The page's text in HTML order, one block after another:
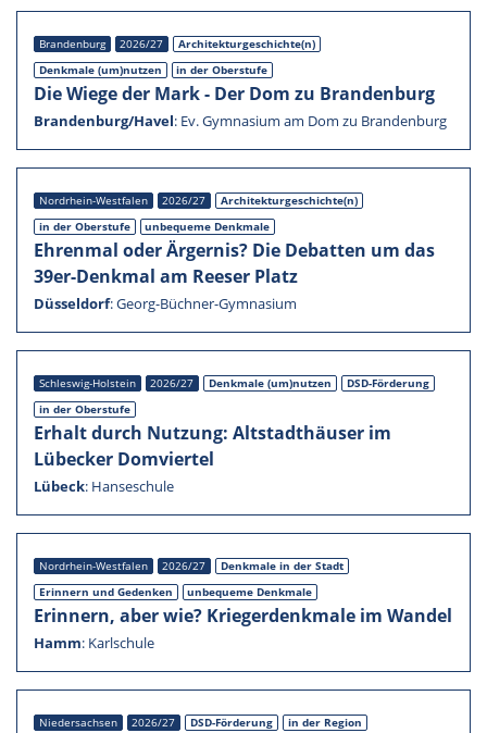
Branden­burg 2026/27
Architekturgeschichte(n)
Denkmale (um)nutzen
in der Oberstufe
Die Wiege der Mark - Der Dom zu Branden­burg
Brandenburg/Havel: Ev. Gymna­sium am Dom zu Branden­burg
Nordrhein-Westfalen 2026/27
Architekturgeschichte(n)
in der Oberstufe
unbequeme Denkmale
Ehren­mal oder Ärger­nis? Die Debat­ten um das
39er-Denkmal am Reeser Platz
Düssel­dorf:Georg-Büchner-Gymnasium
Schleswig-Holstein 2026/27 Denkmale (um)nutzen
DSD-Förderung
in der Oberstufe
Erhalt durch Nutzung: Altstadt­häu­ser im
Lübecker Domvier­tel
Lübeck: Hanse­schule
Nordrhein-Westfalen 2026/27
Denkmale in der Stadt
Erinnern und Geden­ken
unbequeme Denkmale
Erinnern, aber wie? Krieger­denk­male im Wandel
Hamm: Karlschule
Nieder­sach­sen 2026/27 DSD-Förderung in der Region